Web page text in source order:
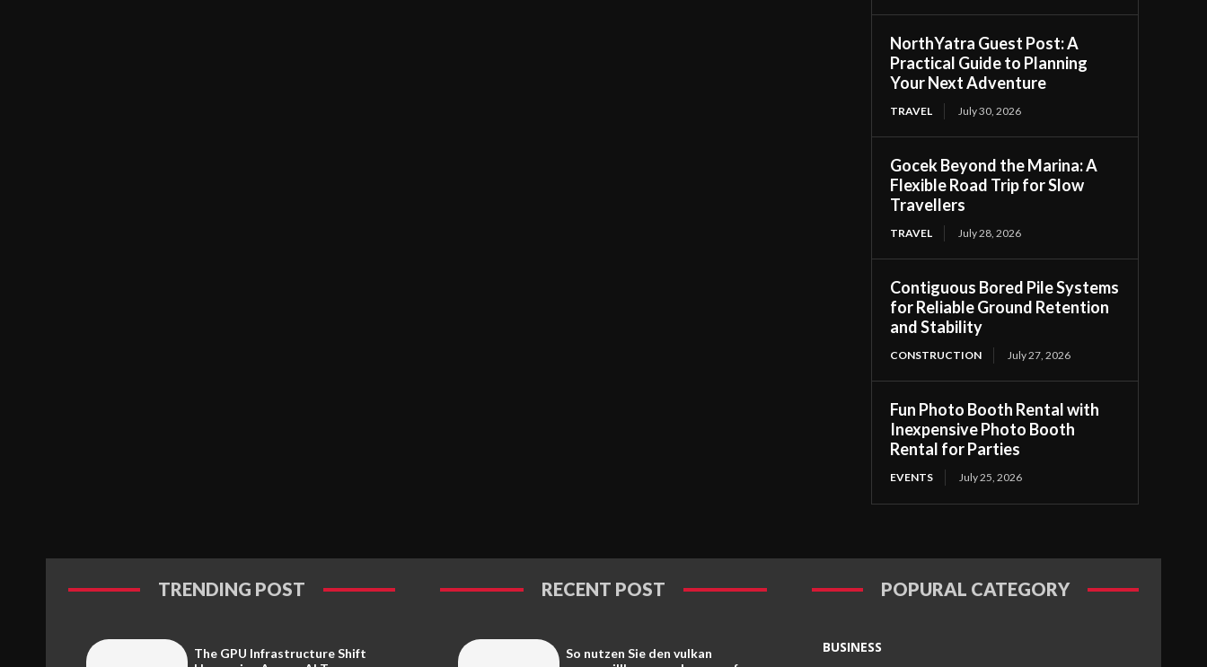
NorthYatra Guest Post: A
Practical Guide to Planning
Your Next Adventure
TRAVEL July 30, 2026
Gocek Beyond the Marina: A
Flexible Road Trip for Slow
Travellers
TRAVEL July 28, 2026
Contiguous Bored Pile Systems
for Reliable Ground Retention
and Stability
CONSTRUCTION July 27, 2026
Fun Photo Booth Rental with
Inexpensive Photo Booth
Rental for Parties
EVENTS July 25, 2026
TRENDING POST
The GPU Infrastructure Shift
RECENT POST
So nutzen Sie den vulkan
POPURAL CATEGORY
BUSINESS